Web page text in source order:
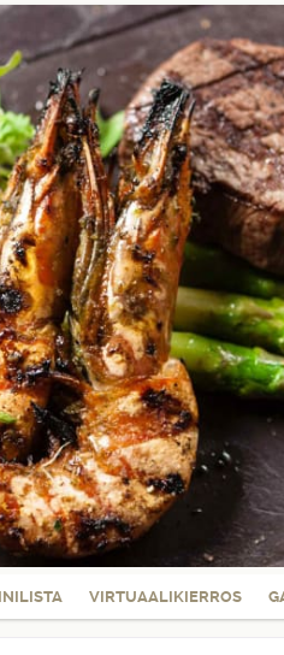
VIRTUAALIKIERROS